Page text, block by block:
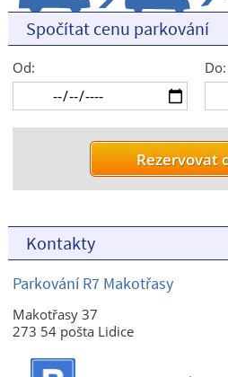
Spočítat cenu parkování
Od: Do:
Kontakty
Parkování R7 Makotřasy
Makotřasy 37
273 54 pošta Lidice